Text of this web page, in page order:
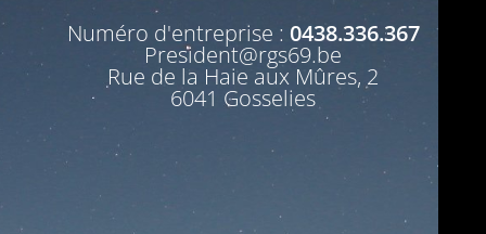
Numéro d'entreprise : 0438.336.367
President@rgs69.be
Rue de la Haie aux Mûres, 2
6041 Gosselies